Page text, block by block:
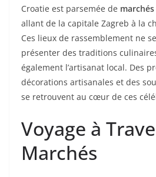
Croatie est parsemée de
allant de la capitale Zagreb à la
Ces lieux de rassemblement ne
présenter des traditions
également l’artisanat local. Des
décorations artisanales et des
se retrouvent au cœur de ces
Voyage à
Marchés